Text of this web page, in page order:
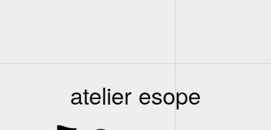
atelier esope